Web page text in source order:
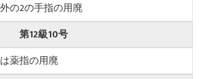
の2の手指の用廃
第12級10号
薬指の用廃